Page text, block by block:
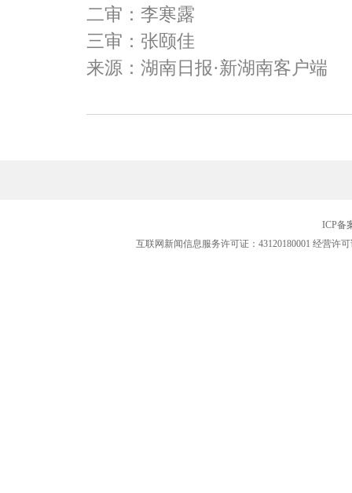
二审：李寒露
三审：张颐佳
来源：湖南日报·新湖南客户端
ICP备
互联网新闻信息服务许可证：43120180001 经营许可